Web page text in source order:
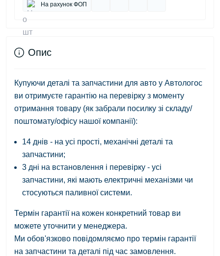
На рахунок ФОП
Опис
Купуючи деталі та запчастини для авто у Автологос
ви отримуєте гарантію на перевірку з моменту
отримання товару (як забрали посилку зі складу/
поштомату/офісу нашої компанії):
14 днів - на усі прості, механічні деталі та
запчастини;
3 дні на встановлення і перевірку - усі
запчастини, які мають електричні механізми чи
стосуються паливної системи.
Термін гарантії на кожен конкретний товар ви
можете уточнити у менеджера.
Ми обов'язково повідомляємо про термін гарантії
на запчастини та деталі під час замовлення.